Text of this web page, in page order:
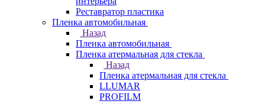
Реставратор пластика
Пленка автомобильная
Назад
Пленка автомобильная
Пленка атермальная для стекла
Назад
Пленка атермальная для стекла
LLUMAR
PROFILM